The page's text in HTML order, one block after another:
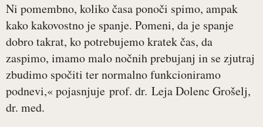
Ni pomembno, koliko časa ponoči spimo, ampak
kako kakovostno je spanje. Pomeni, da je spanje
dobro takrat, ko potrebujemo kratek čas, da
zaspimo, imamo malo nočnih prebujanj in se zjutraj
zbudimo spočiti ter normalno funkcioniramo
podnevi,« pojasnjuje prof. dr. Leja Dolenc Grošelj,
dr. med.